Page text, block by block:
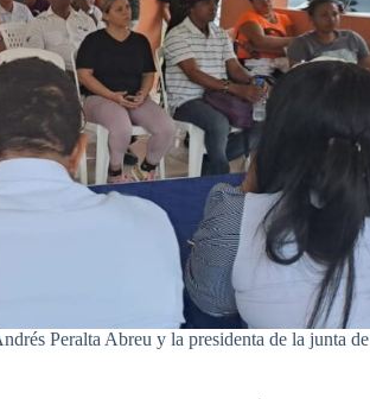
Peralta Abreu y la presidenta de la junta de